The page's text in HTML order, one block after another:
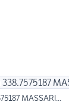
MASSARI...